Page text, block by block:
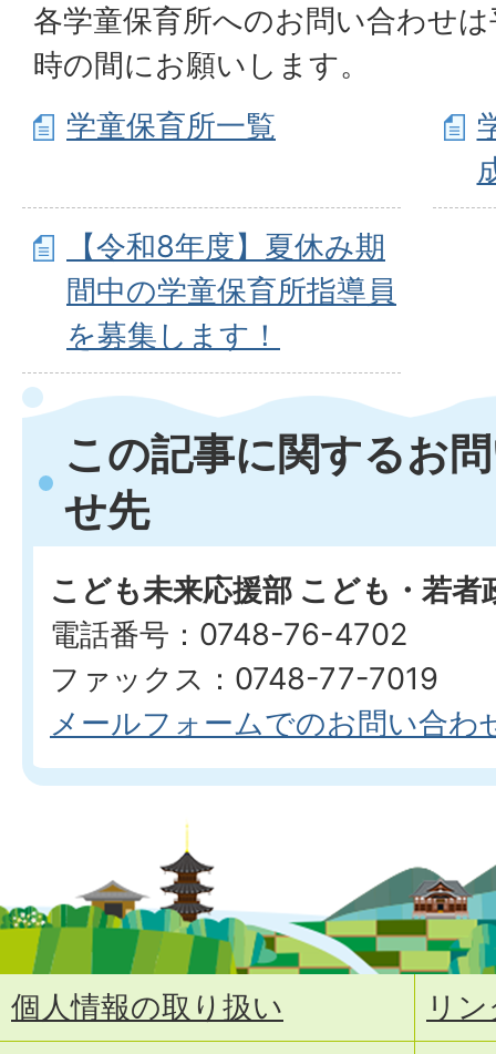
各学童保育所へのお問い合わせ
時の間にお願いします。
学童保育所一覧
【令和8年度】夏休み期
間中の学童保育所指導員
を募集します！
この記事に関するお
せ先
こども未来応援部 こども・若者
電話番号：0748-76-4702
ファックス：0748-77-7019
メールフォームでのお問い合わ
個人情報の取り扱い
リ